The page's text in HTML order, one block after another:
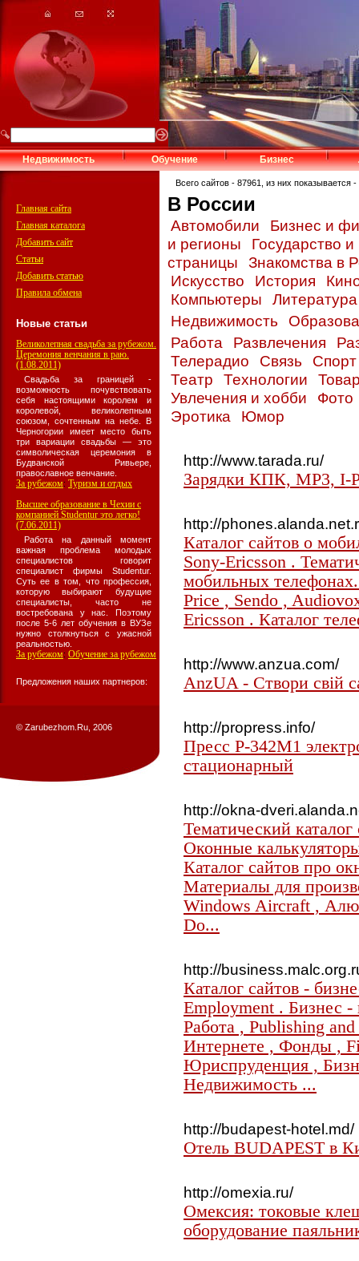
Недвижимость Обучение Бизнес
Главная сайта
Главная каталога
Добавить сайт
Статьи
Добавить статью
Правила обмена
Новые статьи
Великолепная свадьба за рубежом.
Церемония венчания в раю.
(1.08.2011)
Свадьба за границей -
возможность почувствовать
себя настоящими королем и
королевой, великолепным
союзом, сочтенным на небе. В
Черногории имеет место быть
три вариации свадьбы — это
символическая церемония в
Будванской Ривьере,
православное венчание.
За рубежом: Туризм и отдых
Высшее образование в Чехии с
компанией Studentur это легко!
(7.06.2011)
Работа на данный момент
важная проблема молодых
специалистов говорит
специалист фирмы Studentur.
Суть ее в том, что профессия,
которую выбирают будущие
специалисты, часто не
востребована у нас. Поэтому
после 5-6 лет обучения в ВУЗе
нужно столкнуться с ужасной
реальностью.
За рубежом: Обучение за рубежом
Предложения наших партнеров:
© Zarubezhom.Ru, 2006
Всего сайтов - 87961, из них показывается
В России
Автомобили
Бизнес и
и регионы
Государство
страницы
Знакомства в
Искусство
История
Компьютеры
Недвижимость
Работа
Развлечения
Телерадио
Связь
Театр
Технологии
Увлечения и хобби
Фото
Эротика
Юмор
http://www.tarada.ru/
Зарядки КПК, MP3, I-
http://
Каталог сайтов о
Sony-Ericsson .
мобильных
Price , Sendo ,
Ericsson . Каталог
http://www.anzua.com/
AnzUA - Створи свiй
http://propress.info/
Пресс P-342M1
стационарный
http://okna-
Тематический
Оконные
Каталог сайтов про
Материалы для
Windows Aircraft ,
Do...
http://
Каталог сайтов -
Employment . Бизнес -
Работа , Publishing
Интернете , Фонды ,
Юриспруденция ,
Недвижимость ...
http://budapest-hotel.md/
Отель BUDAPEST в
http://omexia.ru/
Омексия: токовые
оборудование